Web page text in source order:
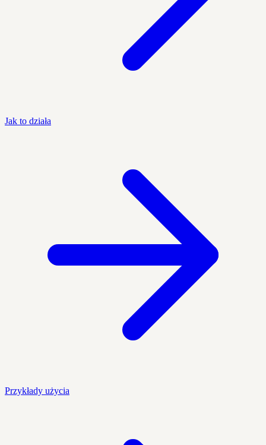
Jak to działa
Przykłady użycia